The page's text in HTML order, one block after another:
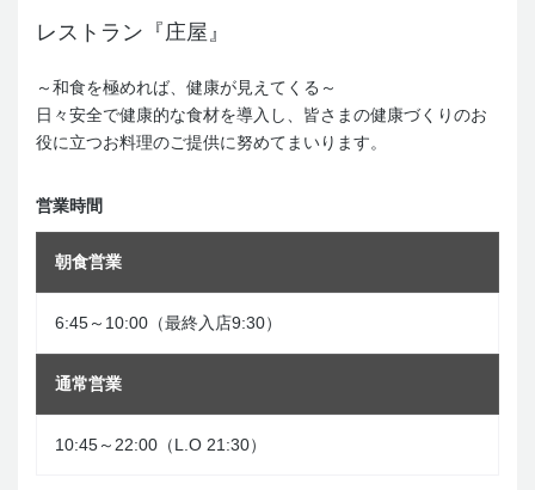
レストラン『庄屋』
～和食を極めれば、健康が見えてくる～
日々安全で健康的な食材を導入し、皆さまの健康づくりのお
役に立つお料理のご提供に努めてまいります。
営業時間
朝食営業
6:45～10:00（最終入店9:30）
通常営業
10:45～22:00（L.O 21:30）